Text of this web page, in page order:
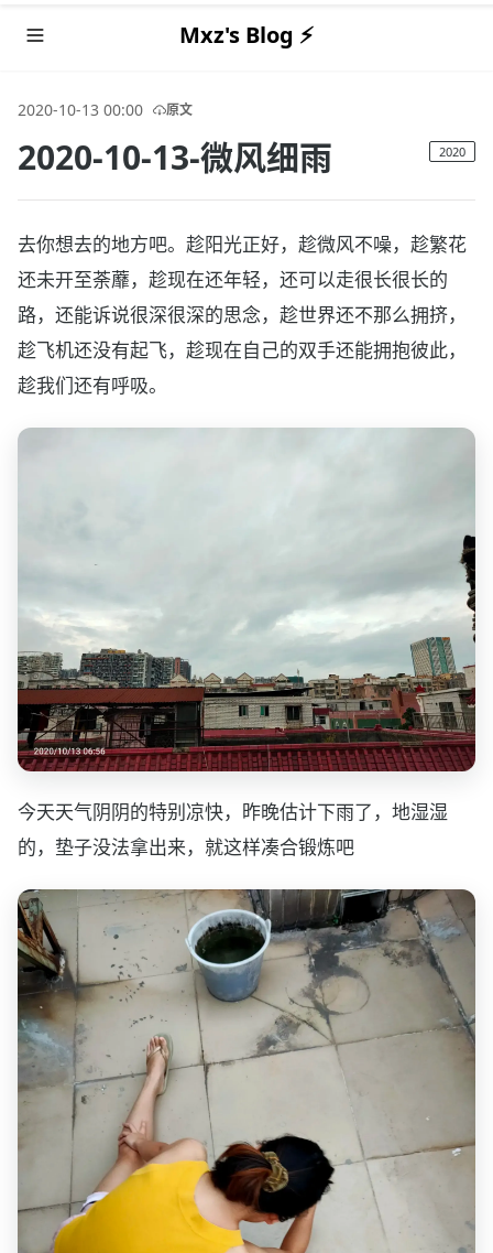
Mxz's Blog ⚡️
2020-10-13 00:00 原文
2020-10-13-微风细雨 2020
去你想去的地方吧。趁阳光正好，趁微风不噪，趁繁花
还未开至荼蘼，趁现在还年轻，还可以走很长很长的
路，还能诉说很深很深的思念，趁世界还不那么拥挤，
趁飞机还没有起飞，趁现在自己的双手还能拥抱彼此，
趁我们还有呼吸。
今天天气阴阴的特别凉快，昨晚估计下雨了，地湿湿
的，垫子没法拿出来，就这样凑合锻炼吧